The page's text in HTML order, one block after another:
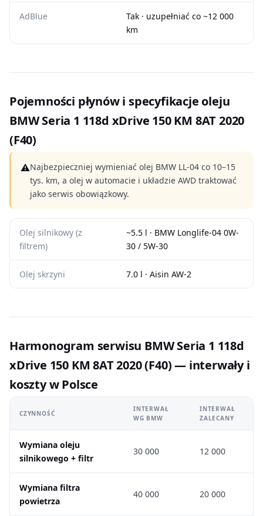
AdBlue
Tak · uzupełniać co ~12 000
km
Pojemności płynów i specyfikacje oleju
BMW Seria 1 118d xDrive 150 KM 8AT 2020
(F40)
⚠Najbezpieczniej wymieniać olej BMW LL-04 co 10–15
tys. km, a olej w automacie i układzie AWD traktować
jako serwis obowiązkowy.
Olej silnikowy (z
filtrem)
~5.5 l · BMW Longlife-04 0W-
30 / 5W-30
Olej skrzyni 7.0 l · Aisin AW-2
Harmonogram serwisu BMW Seria 1 118d
xDrive 150 KM 8AT 2020 (F40) — interwały i
koszty w Polsce
CZYNNOŚĆ
INTERWAŁ
WG BMW
INTERWAŁ
ZALECANY
Wymiana oleju
silnikowego + filtr
30 000 12 000
Wymiana filtra
powietrza
40 000 20 000